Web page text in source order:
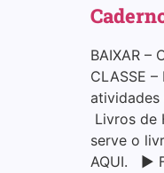
BAIXAR –
CLASSE
atividades
Livros de
serve o
AQUI. ▶